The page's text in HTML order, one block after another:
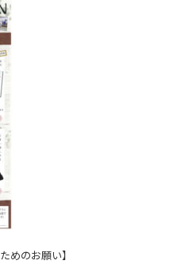
めのお願い】